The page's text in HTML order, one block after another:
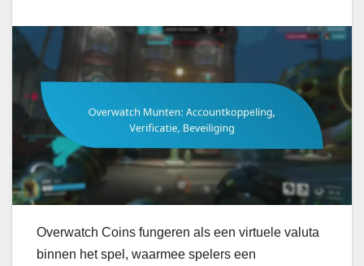
Overwatch Coins fungeren als een virtuele valuta
binnen het spel, waarmee spelers een